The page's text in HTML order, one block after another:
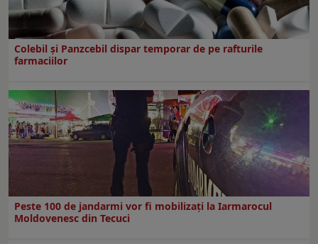
Colebil și Panzcebil dispar temporar de pe rafturile
farmaciilor
Peste 100 de jandarmi vor fi mobilizați la Iarmarocul
Moldovenesc din Tecuci